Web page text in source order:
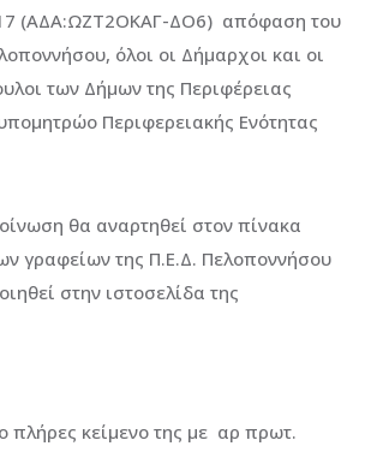
(ΑΔΑ:ΩΖΤ2ΟΚΑΓ-ΔΟ6) απόφαση του
όλοι οι Δήμαρχοι και οι
των Δήμων της Περιφέρειας
Περιφερειακής Ενότητας
θα αναρτηθεί στον πίνακα
γραφείων της Π.Ε.Δ. Πελοποννήσου
στην ιστοσελίδα της
πλήρες κείμενο της με αρ πρωτ.